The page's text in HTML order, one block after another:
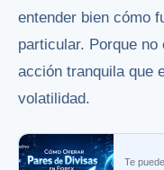
entender bien cómo
particular. Porque
acción tranquila que
volatilidad.
Te